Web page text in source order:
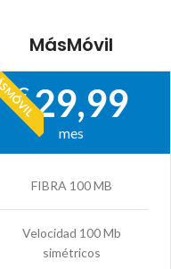
MásMóvil
€29,99
mes
FIBRA 100 MB
Velocidad 100 Mb
simétricos